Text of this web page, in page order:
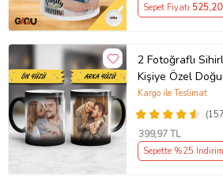
Sepet Fiyatı 525
2 Fotoğraflı
Kişiye Özel
Sevgiliye Hediye
Ablaya Abiye Kız
Arkadaşa
Hediyesi
Kargo ile Teslimat
399,97 TL
Sepette %25 İndirim